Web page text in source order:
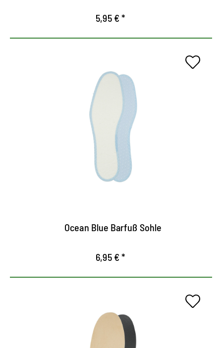
5,95 € *
Plantilla de tejido de rizo
lavable.
Con doble capa de látex para un acolchado
La parte superior del algodón se enfría y absorve
adicional y se mantiene firme en el zapato.
Ocean Blue Barfuß Sohle
6,95 € *
Suela cómoda como en nube.